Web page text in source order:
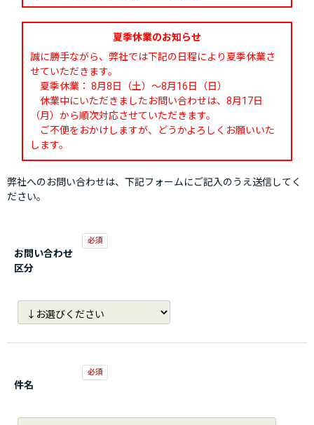
夏季休業のお知らせ
誠に勝手ながら、弊社では下記の日程により夏季休業さ
せていただきます。
夏季休業： 8月8日（土）～8月16日（日）
休業中にいただきましたお問い合わせは、8月17日
（月）から順次対応させていただきます。
ご不便をおかけしますが、どうかよろしくお願いいた
します。
弊社へのお問い合わせは、下記フォームにご記入のうえ送信してく
ださい。
お問い合わせ
区分
件名